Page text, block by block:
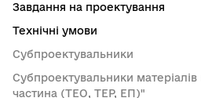
Завдання на проектування
Технічні умови
Субпроектувальники
Субпроектувальники
частина (ТЕО, ТЕР, ЕП)"